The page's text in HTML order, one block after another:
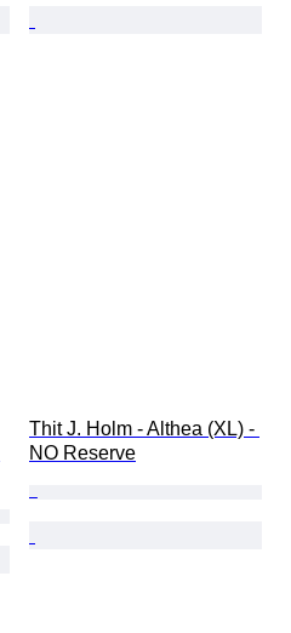
Thit J. Holm - Althea (XL) -
NO Reserve